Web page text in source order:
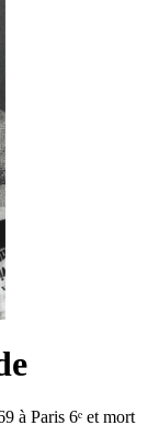
à Paris 6ᵉ et mort